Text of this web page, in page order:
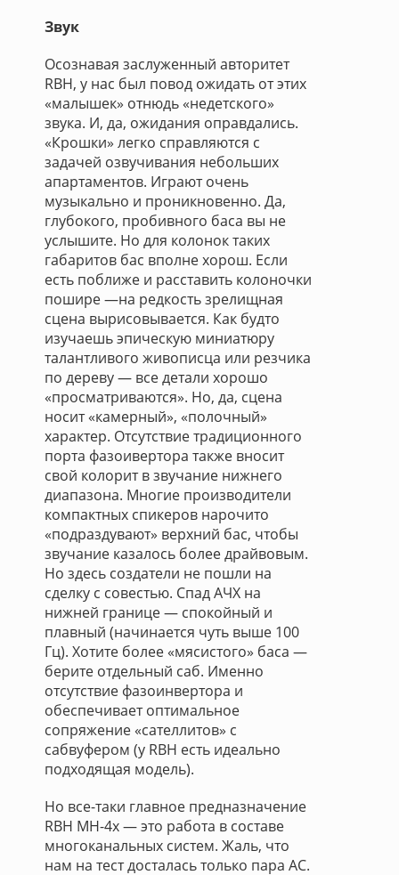
Звук
Осознавая заслуженный авторитет
RBH, у нас был повод ожидать от этих
«малышек» отнюдь «недетского»
звука. И, да, ожидания оправдались.
«Крошки» легко справляются с
задачей озвучивания небольших
апартаментов. Играют очень
музыкально и проникновенно. Да,
глубокого, пробивного баса вы не
услышите. Но для колонок таких
габаритов бас вполне хорош. Если
есть поближе и расставить колоночки
пошире —на редкость зрелищная
сцена вырисовывается. Как будто
изучаешь эпическую миниатюру
талантливого живописца или резчика
по дереву — все детали хорошо
«просматриваются». Но, да, сцена
носит «камерный», «полочный»
характер. Отсутствие традиционного
порта фазоивертора также вносит
свой колорит в звучание нижнего
диапазона. Многие производители
компактных спикеров нарочито
«подраздувают» верхний бас, чтобы
звучание казалось более драйвовым.
Но здесь создатели не пошли на
сделку с совестью. Спад АЧХ на
нижней границе — спокойный и
плавный (начинается чуть выше 100
Гц). Хотите более «мясистого» баса —
берите отдельный саб. Именно
отсутствие фазоинвертора и
обеспечивает оптимальное
сопряжение «сателлитов» с
сабвуфером (у RBH есть идеально
подходящая модель).
Но все-таки главное предназначение
RBH MH-4х — это работа в составе
многоканальных систем. Жаль, что
нам на тест досталась только пара АС.